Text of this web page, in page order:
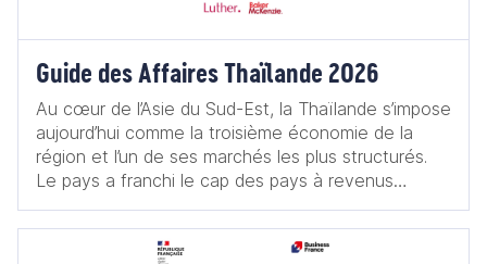
Guide des Affaires Thaïlande 2026
Au cœur de l’Asie du Sud-Est, la Thaïlande s’impose
aujourd’hui comme la troisième économie de la
région et l’un de ses marchés les plus structurés.
Le pays a franchi le cap des pays à revenus
intermédiaires supérieurs, s’inscrivant durablement
parmi les économies émergentes à fort potentiel.
La Thaïlande dispose en effet de nombreux atouts